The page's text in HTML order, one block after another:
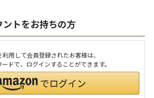
トをお持ちの方
用して会員登録されたお客様は、
ドで、ログインすることができます。